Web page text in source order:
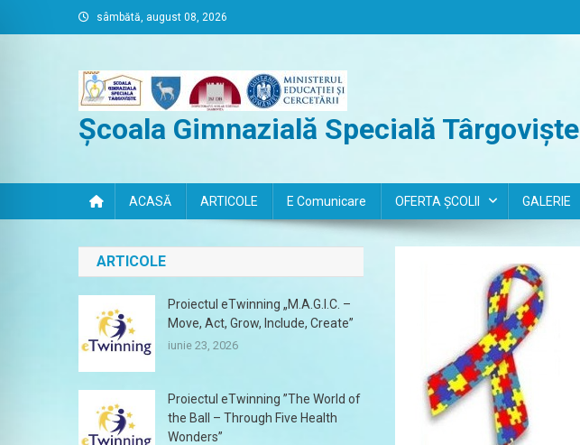
to
sâmbătă, august 08, 2026
Școala Gimnazială Specială Târgoviște
ACASĂ ARTICOLE E Comunicare OFERTA ȘCOLII GALERIE
ARTICOLE
Proiectul eTwinning „M.A.G.I.C. –
Move, Act, Grow, Include, Create”
iunie 23, 2026
Proiectul eTwinning ”The World of
the Ball – Through Five Health
Wonders”